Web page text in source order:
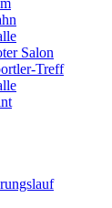
Salon
Treff